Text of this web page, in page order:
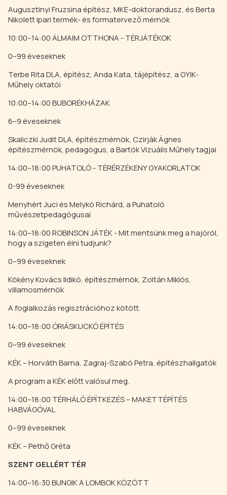
Augusztinyi Fruzsina építész, MKE-doktorandusz, és Berta
Nikolett ipari termék- és formatervező mérnök
10:00–14:00 ÁLMAIM OTTHONA - TÉRJÁTÉKOK
0–99 éveseknek
Terbe Rita DLA, építész, Anda Kata, tájépítész, a GYIK-
Műhely oktatói
10:00–14:00 BUBORÉKHÁZAK
6–9 éveseknek
Skaliczki Judit DLA, építészmérnök, Czirják Ágnes
építészmérnök, pedagógus, a Bartók Vizuális Műhely tagjai
14:00–18:00 PUHATOLÓ - TÉRÉRZÉKENY GYAKORLATOK
0-99 éveseknek
Menyhért Juci és Melykó Richárd, a Puhatoló
művészetpedagógusai
14:00–18:00 ROBINSON JÁTÉK - Mit mentsünk meg a hajóról,
hogy a szigeten élni tudjunk?
0–99 éveseknek
Kökény Kovács Ildikó, építészmérnök, Zoltán Miklós,
villamosmérnök
A foglalkozás regisztrációhoz kötött.
14:00–18:00 ÓRIÁSKUCKÓ ÉPÍTÉS
0–99 éveseknek
KÉK – Horváth Barna, Zagraj-Szabó Petra, építészhallgatók
A program a KÉK előtt valósul meg.
14:00–18:00 TÉRHÁLÓ ÉPÍTKEZÉS – MAKETTÉPÍTÉS
HABVÁGÓVAL
0–99 éveseknek
KÉK – Pethő Gréta
SZENT GELLÉRT TÉR
14:00–16:30 BUNGIK A LOMBOK KÖZÖTT